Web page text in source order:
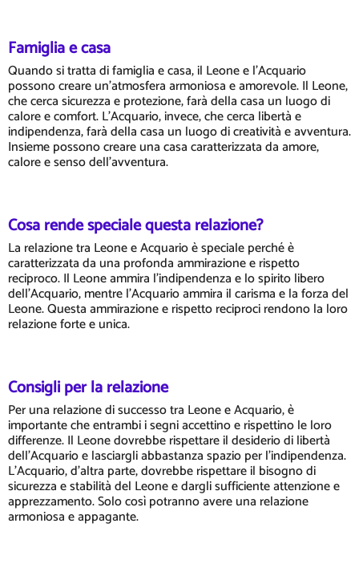
Famiglia e casa
Quando si tratta di famiglia e casa, il Leone e l'Acquario
possono creare un'atmosfera armoniosa e amorevole. Il Leone,
che cerca sicurezza e protezione, farà della casa un luogo di
calore e comfort. L'Acquario, invece, che cerca libertà e
indipendenza, farà della casa un luogo di creatività e avventura.
Insieme possono creare una casa caratterizzata da amore,
calore e senso dell'avventura.
Cosa rende speciale questa relazione?
La relazione tra Leone e Acquario è speciale perché è
caratterizzata da una profonda ammirazione e rispetto
reciproco. Il Leone ammira l'indipendenza e lo spirito libero
dell'Acquario, mentre l'Acquario ammira il carisma e la forza del
Leone. Questa ammirazione e rispetto reciproci rendono la loro
relazione forte e unica.
Consigli per la relazione
Per una relazione di successo tra Leone e Acquario, è
importante che entrambi i segni accettino e rispettino le loro
differenze. Il Leone dovrebbe rispettare il desiderio di libertà
dell'Acquario e lasciargli abbastanza spazio per l'indipendenza.
L'Acquario, d'altra parte, dovrebbe rispettare il bisogno di
sicurezza e stabilità del Leone e dargli sufficiente attenzione e
apprezzamento. Solo così potranno avere una relazione
armoniosa e appagante.